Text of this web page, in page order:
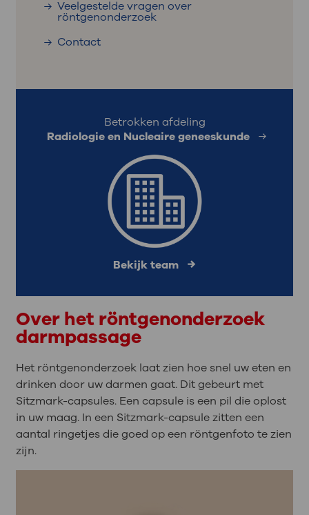
Veelgestelde vragen over
röntgenonderzoek
Contact
Betrokken afdeling
Radiologie en Nucleaire geneeskunde
Bekijk team
Over het röntgenonderzoek
darmpassage
Het röntgenonderzoek laat zien hoe snel uw eten en
drinken door uw darmen gaat. Dit gebeurt met
Sitzmark-capsules. Een capsule is een pil die oplost
in uw maag. In een Sitzmark-capsule zitten een
aantal ringetjes die goed op een röntgenfoto te zien
zijn.